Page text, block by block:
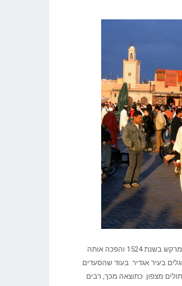
באותו זמן שושלת חדשה קמה בדרום מרוקו, השושלת הסעדית, שהשתלטה על מרקש בשנת 1524 והפכה אותה
בעיר אגדיר. בעוד שהסעדים
מצפון. כתוצאה מכך, רבים